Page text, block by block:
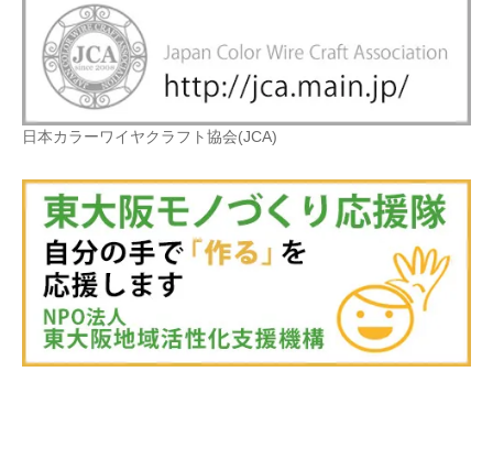
日本カラーワイヤクラフト協会(JCA)